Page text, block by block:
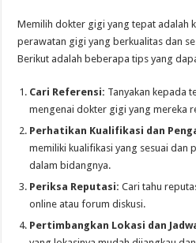
Memilih dokter gigi yang tepat adalah
perawatan gigi yang berkualitas dan
Berikut adalah beberapa tips yang
Cari Referensi: Tanyakan kepada
mengenai dokter gigi yang mereka
Perhatikan Kualifikasi dan
memiliki kualifikasi yang sesuai dan
dalam bidangnya.
Periksa Reputasi: Cari tahu
online atau forum diskusi.
Pertimbangkan Lokasi dan